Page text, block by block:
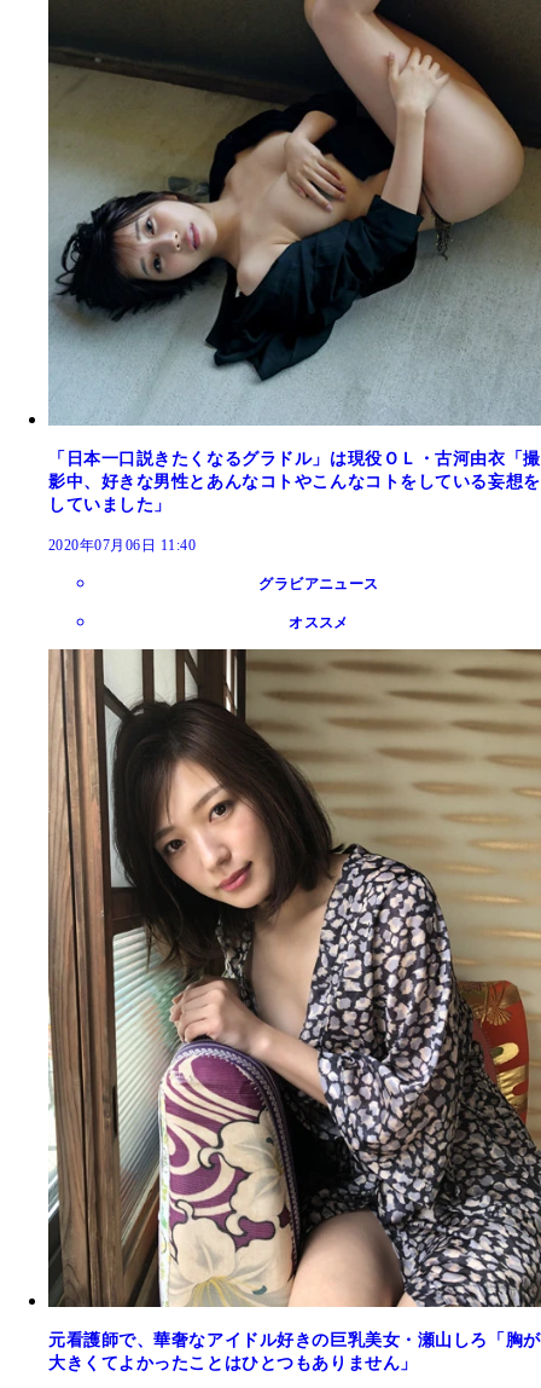
「日本一口説きたくなるグラドル」は現役ＯＬ・古河由衣「撮
影中、好きな男性とあんなコトやこんなコトをしている妄想を
していました」
2020年07月06日 11:40
グラビアニュース
オススメ
元看護師で、華奢なアイドル好きの巨乳美女・瀬山しろ「胸が
大きくてよかったことはひとつもありません」